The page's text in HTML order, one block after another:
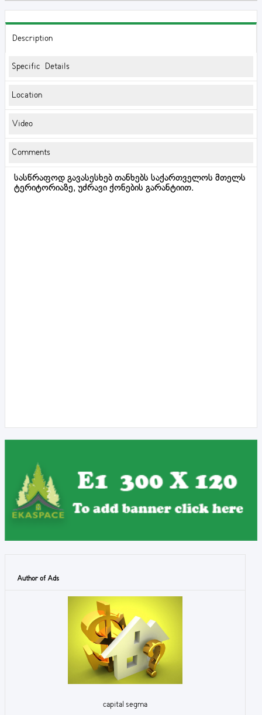
Description
Specific Details
Location
Video
Comments
სასწრაფოდ გავასესხებ თანხებს საქართველოს მთელს
ტერიტორიაზე, უძრავი ქონების გარანტიით.
Author of Ads
capital segma